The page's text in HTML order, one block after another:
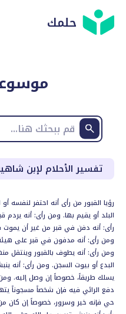
حلمك
تفسير الأحلام لإبن
رؤيا القبور من رأى أنه احتفر لنفسه
البلد أو يقيم بها. ومن رأى: أنه
رأى: أنه دفن في قبر من غير أن
ومن رأى: أنه مدفون في قبر على هيئة
ومن رأى: أنه يطوف بالقبور وينتقل
البدع أو بيوت السجن. ومن رأى: أنه
يسلك طريقاً، خصوصاً إن وصل إليه.
دفع الرائي فيه فإن شخصاً مسجوناً
حي فإنه خير وسرور، خصوصاً إن كان